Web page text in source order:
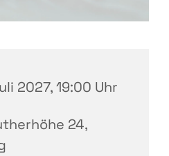
2027, 19:00 Uhr
24,